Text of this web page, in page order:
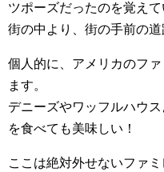
ツポーズだったのを覚えて
街の中より、街の手前の道
個人的に、アメリカのフ
ます。
デニーズやワッフルハウ
を食べても美味しい！
ここは絶対外せないファミ